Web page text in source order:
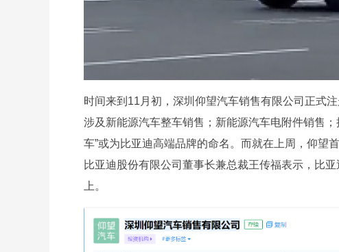
时间来到11月初，深圳仰望汽车销售有限公司正式
涉及新能源汽车整车销售；新能源汽车电附件销售
车”或为比亚迪高端品牌的命名。而就在上周，仰望
比亚迪股份有限公司董事长兼总裁王传福表示，比
上。